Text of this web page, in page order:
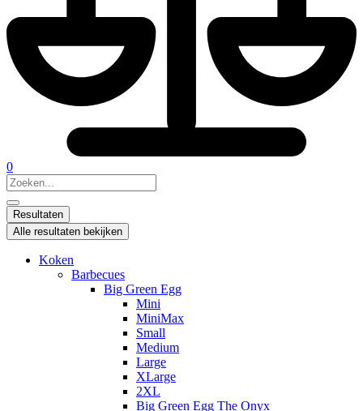
0
Search
...
Resultaten
Alle resultaten bekijken
Koken
Barbecues
Big Green Egg
Mini
MiniMax
Small
Medium
Large
XLarge
2XL
Big Green Egg The Onyx